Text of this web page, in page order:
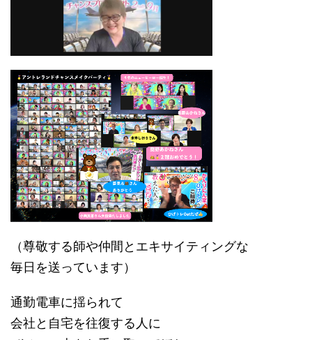
（尊敬する師や仲間とエキサイティングな
毎日を送っています）
通勤電車に揺られて
会社と自宅を往復する人に